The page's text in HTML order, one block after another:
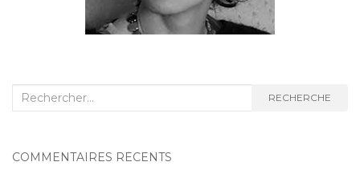
RECHERCHE
COMMENTAIRES RÉCENTS